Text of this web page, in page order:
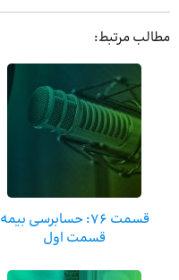
مطالب مرتبط:
قسمت 76: حسابرسی بیمه
قسمت اول